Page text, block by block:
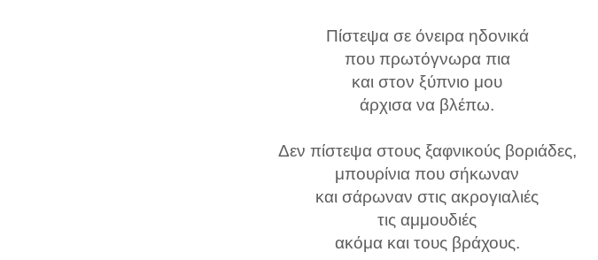
Πίστεψα σε όνειρα ηδονικά
που πρωτόγνωρα πια
και στον ξύπνιο μου
άρχισα να βλέπω.
Δεν πίστεψα στους ξαφνικούς βοριάδες,
μπουρίνια που σήκωναν
και σάρωναν στις ακρογιαλιές
τις αμμουδιές
ακόμα και τους βράχους.